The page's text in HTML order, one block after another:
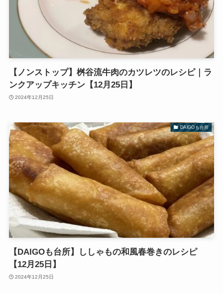
【ノンストップ】桝谷流牛肉のカツレツのレシピ｜ラ
ンクアップキッチン【12月25日】
2024年12月25日
DAIGOも台所
【DAIGOも台所】ししゃもの和風春巻きのレシピ
【12月25日】
2024年12月25日